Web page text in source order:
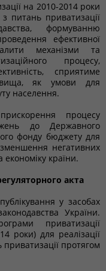
на 2010-2014 роки
питань приватизації
формуванню
ефективної
механізми та
процесу,
сприятиме
як умови для
населення.
процесу
до Державного
фонду бюджету для
зменшення негативних
економіку країни.
акта
у засобах
України.
приватизації
роки) для реалізації
протягом